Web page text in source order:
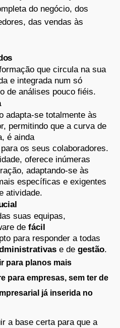
do negócio, dos
das vendas às
que circula na sua
e integrada num só
de análises pouco fiéis.
adapta-se totalmente às
permitindo que a curva de
é ainda
os seus colaboradores.
oferece inúmeras
adaptando-se às
específicas e exigentes
atividade.
suas equipas,
defácil
para responder a todas
e degestão.
para planos mais
para empresas, sem ter de
já inserida no
a base certa para que a